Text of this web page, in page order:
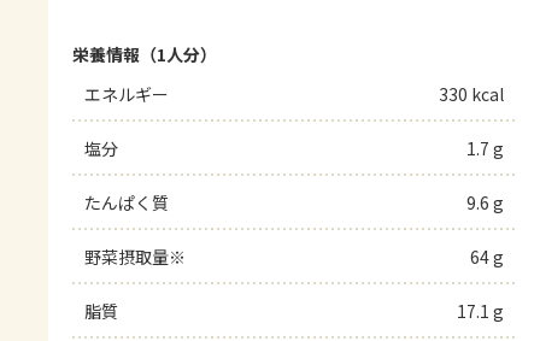
栄養情報（1人分）
エネルギー
330 kcal
塩分 1.7 g
たんぱく質 9.6 g
野菜摂取量※ 64 g
脂質 17.1 g